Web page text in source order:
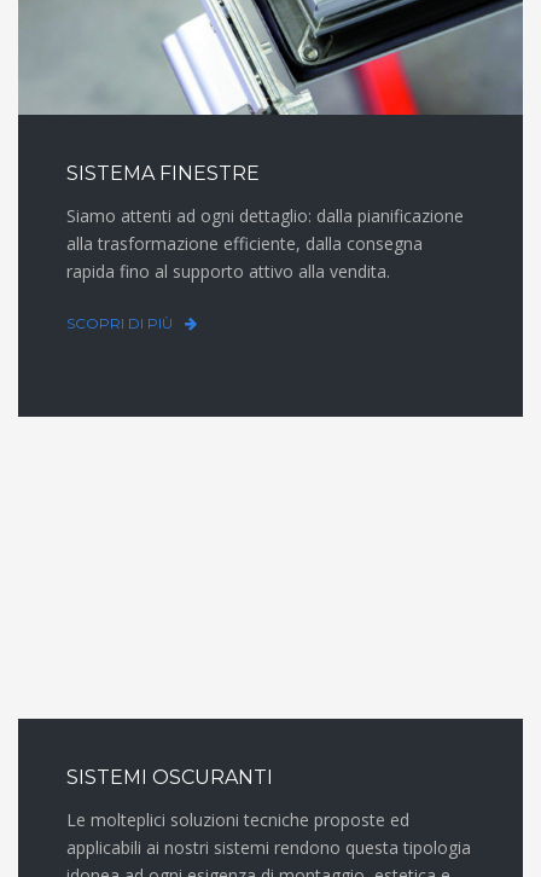
SISTEMA FINESTRE
Siamo attenti ad ogni dettaglio: dalla pianificazione
alla trasformazione efficiente, dalla consegna
rapida fino al supporto attivo alla vendita.
SCOPRI DI PIÙ
SISTEMI OSCURANTI
Le molteplici soluzioni tecniche proposte ed
applicabili ai nostri sistemi rendono questa tipologia